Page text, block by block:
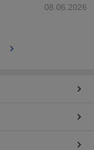
08.06.2026